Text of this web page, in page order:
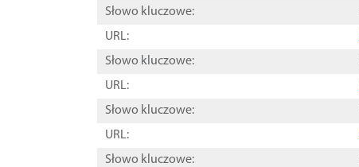
Słowo kluczowe:
URL:
Słowo kluczowe:
URL:
Słowo kluczowe:
URL:
Słowo kluczowe: